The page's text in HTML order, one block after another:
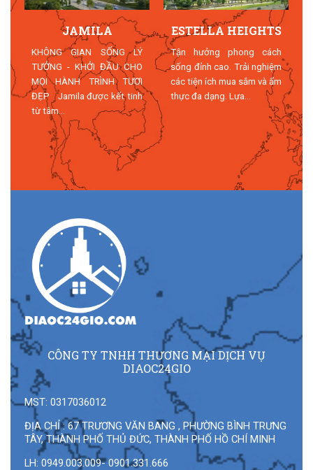
JAMILA
KHÔNG GIAN SỐNG LÝ
TƯỞNG - KHỞI ĐẦU CHO
MỌI HÀNH TRÌNH TƯƠI
ĐẸP Jamila được kết tinh
từ tâm...
ESTELLA HEIGHTS
Tận hưởng phong cách
sống đỉnh cao. Trải nghiệm
các tiện ích mua sắm và ẩm
thực đa dạng. Lựa...
CÔNG TY TNHH THƯƠNG MẠI DỊCH VỤ
DIAOC24GIO
MST: 0317036012
ĐỊA CHỈ : 67 TRƯƠNG VĂN BANG , PHƯỜNG BÌNH TRƯNG
TÂY, THÀNH PHỐ THỦ ĐỨC, THÀNH PHỐ HỒ CHÍ MINH
LH: 0949.003.009- 0901.331.666